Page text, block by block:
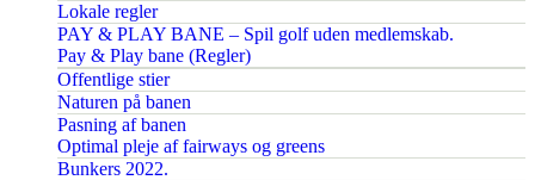
Lokale regler
PAY & PLAY BANE – Spil golf uden medlemskab.
Pay & Play bane (Regler)
Offentlige stier
Naturen på banen
Pasning af banen
Optimal pleje af fairways og greens
Bunkers 2022.